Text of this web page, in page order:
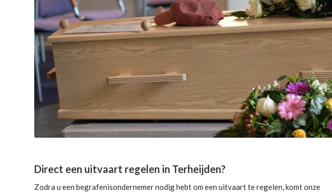
Direct een uitvaart regelen in Terheijden?
Zodra u een begrafenisondernemer nodig hebt om een uitvaart te regelen, komt onze